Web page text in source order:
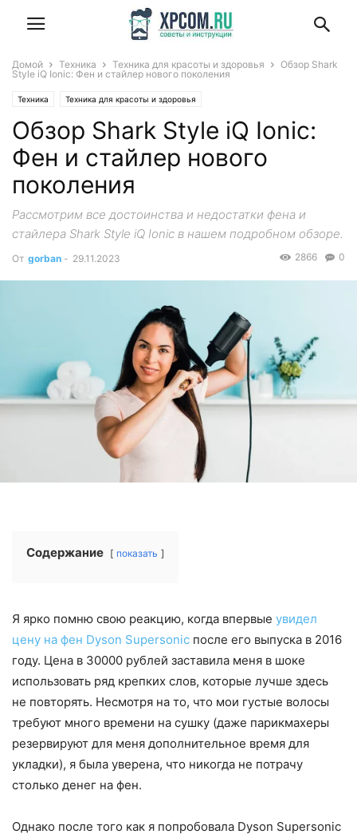
Домой Техника Техника для красоты и здоровья
Обзор Shark
Style iQ Ionic: Фен и стайлер нового поколения
Техника Техника для красоты и здоровья
Обзор Shark Style iQ Ionic:
Фен и стайлер нового
поколения
Рассмотрим все достоинства и недостатки фена и
стайлера Shark Style iQ Ionic в нашем подробном обзоре.
От gorban - 29.11.2023 0
2866
Содержание показать
Я ярко помню свою реакцию, когда впервые увидел
цену на фен Dyson Supersonic после его выпуска в 2016
году. Цена в 30000 рублей заставила меня в шоке
использовать ряд крепких слов, которые лучше здесь
не повторять. Несмотря на то, что мои густые волосы
требуют много времени на сушку (даже парикмахеры
резервируют для меня дополнительное время для
укладки), я была уверена, что никогда не потрачу
столько денег на фен.
Однако после того как я попробовала Dyson Supersonic